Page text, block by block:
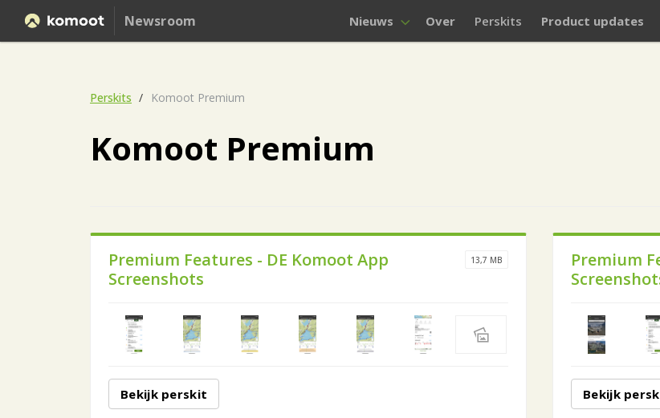
Newsroom Nieuws Over Perskits Product updates
Perskits Komoot Premium
Komoot Premium
Premium Features - DE Komoot App
Screenshots
13,7 MB
Bekijk perskit
Premium
Bekijk